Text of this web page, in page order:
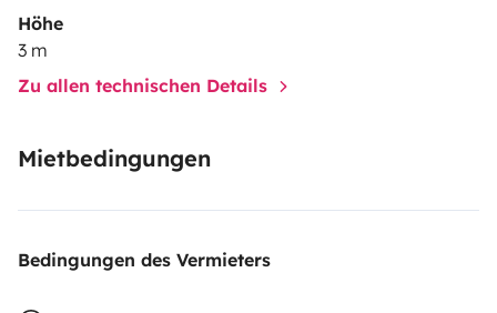
Höhe
3 m
Zu allen technischen Details
Mietbedingungen
Bedingungen des Vermieters